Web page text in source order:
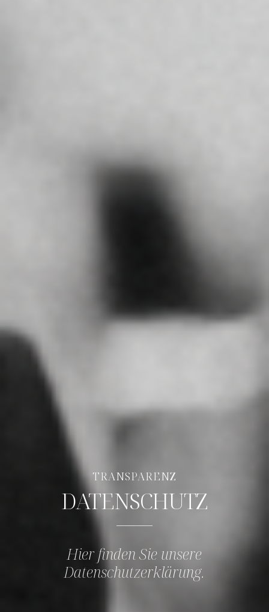
TRANSPARENZ
DATENSCHUTZ
Hier finden Sie unsere
Datenschutzerklärung.